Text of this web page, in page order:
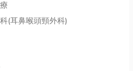
(耳鼻喉頭頸外科)